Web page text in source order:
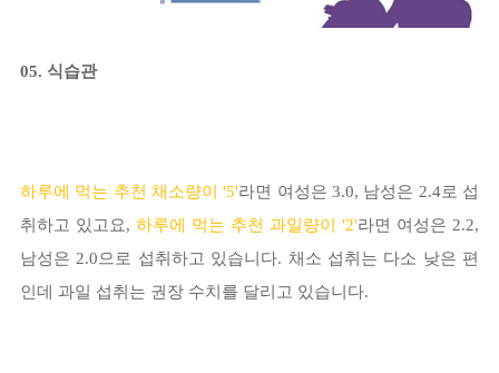
05. 식습관
하루에 먹는 추천 채소량이 '5'라면 여성은 3.0, 남성은 2.4로 섭
취하고 있고요, 하루에 먹는 추천 과일량이 '2'라면 여성은 2.2,
남성은 2.0으로 섭취하고 있습니다. 채소 섭취는 다소 낮은 편
인데 과일 섭취는 권장 수치를 달리고 있습니다.